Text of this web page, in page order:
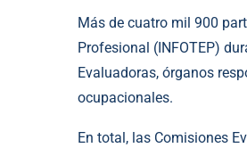
Más de cuatro mil 900
Profesional (INFOTEP)
Evaluadoras, órganos
ocupacionales.
En total, las Comisiones